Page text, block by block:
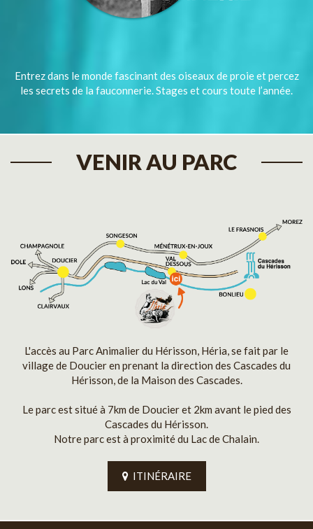
Entrez dans le monde fascinant des oiseaux de proie et percez
les secrets de la fauconnerie. Stages et cours toute l’année.
VENIR AU PARC
L'accès au Parc Animalier du Hérisson, Héria, se fait par le
village de Doucier en prenant la direction des Cascades du
Hérisson, de la Maison des Cascades.
Le parc est situé à 7km de Doucier et 2km avant le pied des
Cascades du Hérisson.
Notre parc est à proximité du Lac de Chalain.
ITINÉRAIRE